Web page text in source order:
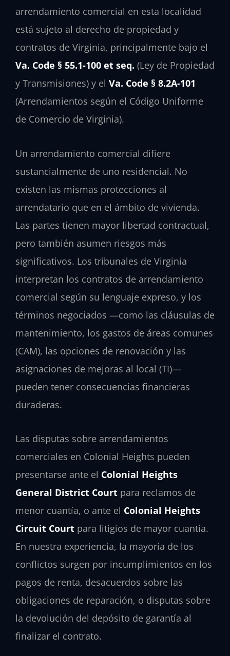
arrendamiento comercial en esta localidad
está sujeto al derecho de propiedad y
contratos de Virginia, principalmente bajo el
Va. Code § 55.1-100 et seq. (Ley de Propiedad
y Transmisiones) y el Va. Code § 8.2A-101
(Arrendamientos según el Código Uniforme
de Comercio de Virginia).
Un arrendamiento comercial difiere
sustancialmente de uno residencial. No
existen las mismas protecciones al
arrendatario que en el ámbito de vivienda.
Las partes tienen mayor libertad contractual,
pero también asumen riesgos más
significativos. Los tribunales de Virginia
interpretan los contratos de arrendamiento
comercial según su lenguaje expreso, y los
términos negociados —como las cláusulas de
mantenimiento, los gastos de áreas comunes
(CAM), las opciones de renovación y las
asignaciones de mejoras al local (TI)—
pueden tener consecuencias financieras
duraderas.
Las disputas sobre arrendamientos
comerciales en Colonial Heights pueden
presentarse ante el Colonial Heights
General District Court para reclamos de
menor cuantía, o ante el Colonial Heights
Circuit Court para litigios de mayor cuantía.
En nuestra experiencia, la mayoría de los
conflictos surgen por incumplimientos en los
pagos de renta, desacuerdos sobre las
obligaciones de reparación, o disputas sobre
la devolución del depósito de garantía al
finalizar el contrato.